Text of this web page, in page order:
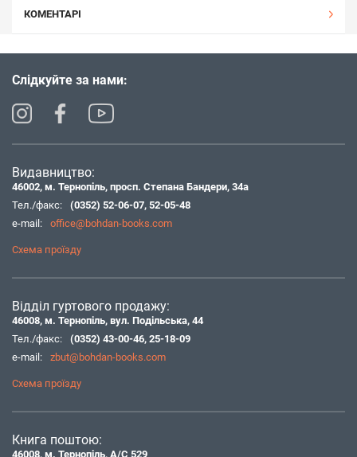
КОМЕНТАРІ
Слідкуйте за нами:
Видавництво:
46002, м. Тернопіль, просп. Степана Бандери, 34а
Тел./факс:
(0352) 52-06-07, 52-05-48
e-mail:
office@bohdan-books.com
Схема проїзду
Відділ гуртового продажу:
46008, м. Тернопіль, вул. Подільська, 44
Тел./факс:
(0352) 43-00-46, 25-18-09
e-mail:
zbut@bohdan-books.com
Схема проїзду
Книга поштою:
46008, м. Тернопіль, А/С 529